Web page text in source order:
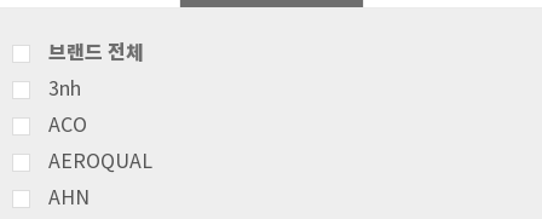
브랜드 전체
3nh
ACO
AEROQUAL
AHN